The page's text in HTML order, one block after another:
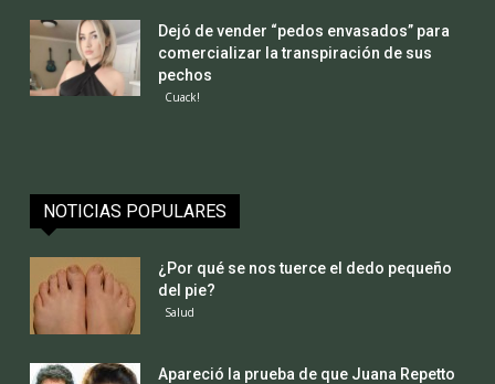
Dejó de vender “pedos envasados” para
comercializar la transpiración de sus
pechos
Cuack!
NOTICIAS POPULARES
¿Por qué se nos tuerce el dedo pequeño
del pie?
Salud
Apareció la prueba de que Juana Repetto